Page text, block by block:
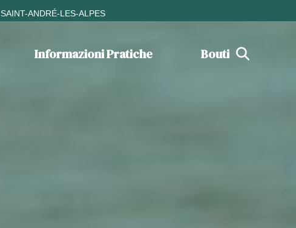
SAINT-ANDRÉ-LES-ALPES
Informazioni Pratiche Boutique